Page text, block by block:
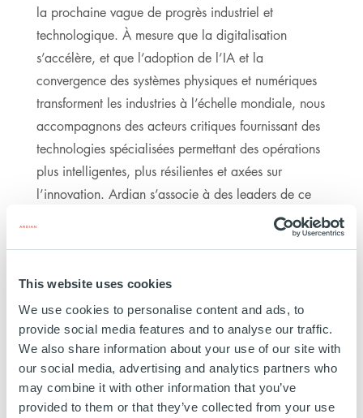
This website uses cookies
We use cookies to personalise content and ads, to
provide social media features and to analyse our traffic.
We also share information about your use of our site with
our social media, advertising and analytics partners who
may combine it with other information that you’ve
provided to them or that they’ve collected from your use
la prochaine vague de progrès industriel et
technologique. À mesure que la digitalisation
s’accélère, et que l’adoption de l’IA et la
convergence des systèmes physiques et numériques
transforment les industries à l’échelle mondiale, nous
accompagnons des acteurs critiques fournissant des
technologies spécialisées permettant des opérations
plus intelligentes, plus résilientes et axées sur
l’innovation. Ardian s’associe à des leaders de ce
secteur qui stimulent l’innovation, l’efficacité et une
activités.
1,8MDs€